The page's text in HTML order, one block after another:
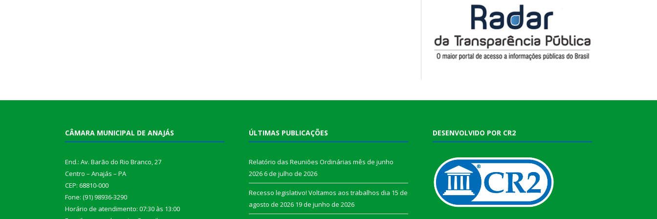
CÂMARA MUNICIPAL DE ANAJÁS
End.: Av. Barão do Rio Branco, 27
Centro – Anajás – PA
CEP: 68810-000
Fone: (91) 98936-3290
Horário de atendimento: 07:30 às 13:00
ÚLTIMAS PUBLICAÇÕES
Relatório das Reuniões Ordinárias mês de junho
20266 de julho de 2026
Recesso legislativo! Voltamos aos trabalhos dia 15 de
agosto de 2026 19 de junho de 2026
DESENVOLVIDO POR CR2